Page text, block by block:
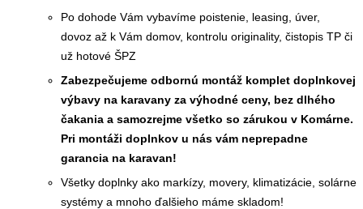
Po dohode Vám vybavíme poistenie, leasing, úver,
dovoz až k Vám domov, kontrolu originality, čistopis TP či
už hotové ŠPZ
Zabezpečujeme odbornú montáž komplet doplnkovej
výbavy na karavany za výhodné ceny, bez dlhého
čakania a samozrejme všetko so zárukou v Komárne.
Pri montáži doplnkov u nás vám neprepadne
garancia na karavan!
Všetky doplnky ako markízy, movery, klimatizácie, solárne
systémy a mnoho ďalšieho máme skladom!